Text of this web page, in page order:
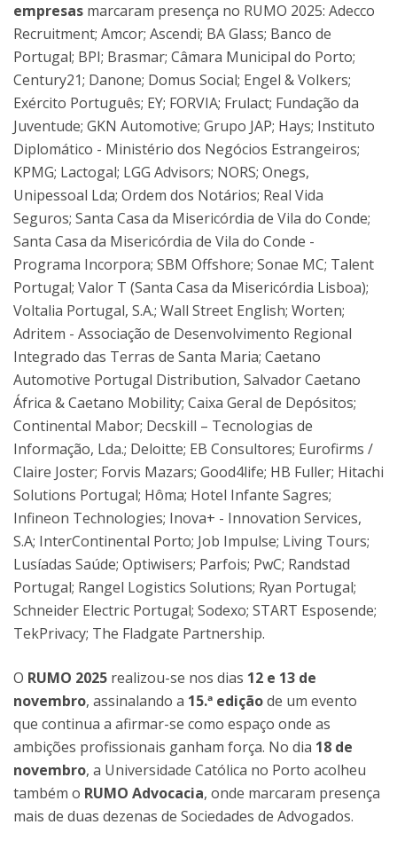
empresas marcaram presença no RUMO 2025: Adecco
Recruitment; Amcor; Ascendi; BA Glass; Banco de
Portugal; BPI; Brasmar; Câmara Municipal do Porto;
Century21; Danone; Domus Social; Engel & Volkers;
Exército Português; EY; FORVIA; Frulact; Fundação da
Juventude; GKN Automotive; Grupo JAP; Hays; Instituto
Diplomático - Ministério dos Negócios Estrangeiros;
KPMG; Lactogal; LGG Advisors; NORS; Onegs,
Unipessoal Lda; Ordem dos Notários; Real Vida
Seguros; Santa Casa da Misericórdia de Vila do Conde;
Santa Casa da Misericórdia de Vila do Conde -
Programa Incorpora; SBM Offshore; Sonae MC; Talent
Portugal; Valor T (Santa Casa da Misericórdia Lisboa);
Voltalia Portugal, S.A.; Wall Street English; Worten;
Adritem - Associação de Desenvolvimento Regional
Integrado das Terras de Santa Maria; Caetano
Automotive Portugal Distribution, Salvador Caetano
África & Caetano Mobility; Caixa Geral de Depósitos;
Continental Mabor; Decskill – Tecnologias de
Informação, Lda.; Deloitte; EB Consultores; Eurofirms /
Claire Joster; Forvis Mazars; Good4life; HB Fuller; Hitachi
Solutions Portugal; Hôma; Hotel Infante Sagres;
Infineon Technologies; Inova+ - Innovation Services,
S.A; InterContinental Porto; Job Impulse; Living Tours;
Lusíadas Saúde; Optiwisers; Parfois; PwC; Randstad
Portugal; Rangel Logistics Solutions; Ryan Portugal;
Schneider Electric Portugal; Sodexo; START Esposende;
TekPrivacy; The Fladgate Partnership.
O RUMO 2025 realizou-se nos dias 12 e 13 de
novembro, assinalando a 15.ª ediçãode um evento
que continua a afirmar-se como espaço onde as
ambições profissionais ganham força. No dia 18 de
novembro, a Universidade Católica no Porto acolheu
também o RUMO Advocacia, onde marcaram presença
mais de duas dezenas de Sociedades de Advogados.